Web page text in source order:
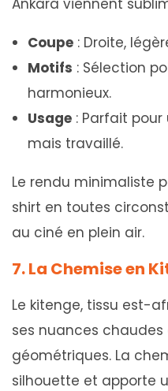
Ankara viennent
Coupe : Droite,
Motifs : Sélection
harmonieux.
Usage : Parfait
mais travaillé.
Le rendu minimaliste
shirt en toutes
au ciné en plein air.
7. La Chemise en
Le kitenge, tissu est-
ses nuances
géométriques. La
silhouette et apporte